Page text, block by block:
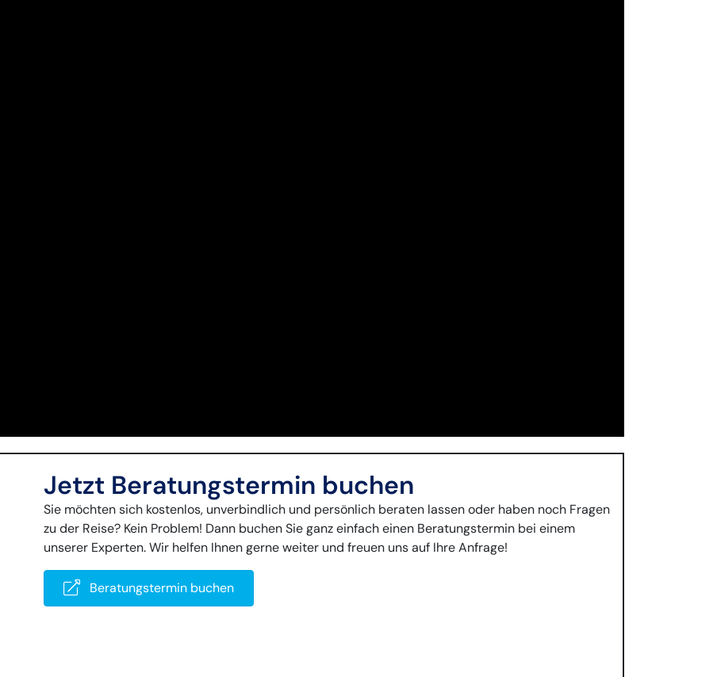
Jetzt Beratungstermin buchen
Sie möchten sich kostenlos, unverbindlich und persönlich beraten lassen oder haben noch Fragen
zu der Reise? Kein Problem! Dann buchen Sie ganz einfach einen Beratungstermin bei einem
unserer Experten. Wir helfen Ihnen gerne weiter und freuen uns auf Ihre Anfrage!
Beratungstermin buchen